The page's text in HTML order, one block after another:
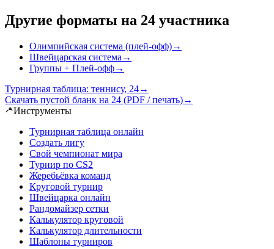
Другие форматы на 24 участника
Олимпийская система (плей-офф)→
Швейцарская система →
Группы + Плей-офф→
Турнирная таблица: теннису, 24→
Скачать пустой бланк на 24 (PDF / печать)→
Инструменты
Турнирная таблица онлайн
Создать лигу
Свой чемпионат мира
Турнир по CS2
Жеребьёвка команд
Круговой турнир
Швейцарка онлайн
Рандомайзер сетки
Калькулятор круговой
Калькулятор длительности
Шаблоны турниров